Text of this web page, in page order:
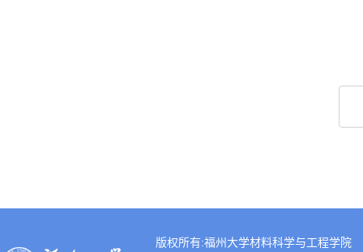
版权所有:福州大学材料科学与工程学院